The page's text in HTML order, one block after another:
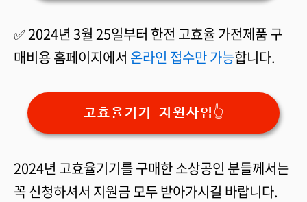
✅ 2024년 3월 25일부터 한전 고효율 가전제품 구
매비용 홈페이지에서 온라인 접수만 가능합니다.
고효율기기 지원사업👆
2024년 고효율기기를 구매한 소상공인 분들께서는
꼭 신청하셔서 지원금 모두 받아가시길 바랍니다.